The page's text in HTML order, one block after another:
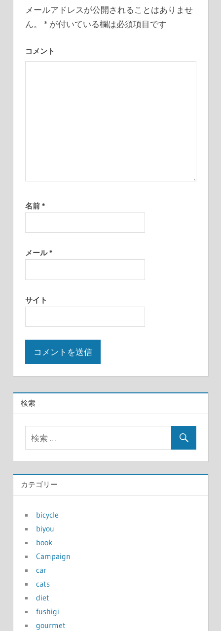
ー
シ
ョ
メールアドレスが公開されることはありませ
ん。
*が付いている欄は必須項目です
コメント
名前 *
メール*
サイト
検索
カテゴリー
bicycle
biyou
book
Campaign
car
cats
diet
fushigi
gourmet